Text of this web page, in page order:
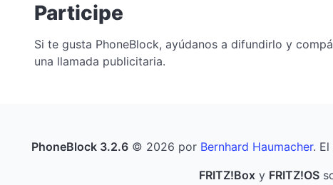
Participe
Si te gusta PhoneBlock, ayúdanos a difundirlo y
una llamada publicitaria.
PhoneBlock 3.2.6© 2026 por Bernhard Haumacher.
FRITZ!Box y FRITZ!OS